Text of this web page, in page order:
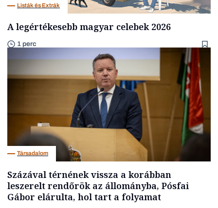
Listák és Extrák
A legértékesebb magyar celebek 2026
1 perc
Társadalom
Százával térnének vissza a korábban
leszerelt rendőrök az állományba, Pósfai
Gábor elárulta, hol tart a folyamat